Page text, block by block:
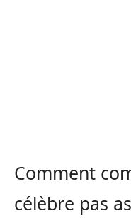
Comment
célèbre pas